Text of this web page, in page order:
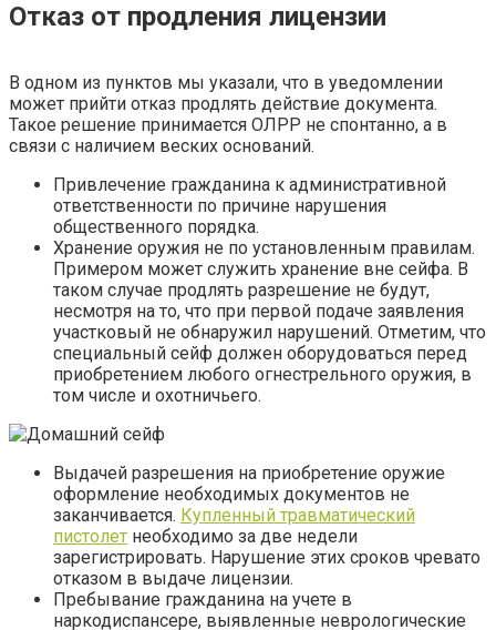
Отказ от продления лицензии
В одном из пунктов мы указали, что в уведомлении
может прийти отказ продлять действие документа.
Такое решение принимается ОЛРР не спонтанно, а в
связи с наличием веских оснований.
Привлечение гражданина к административной
ответственности по причине нарушения
общественного порядка.
Хранение оружия не по установленным правилам.
Примером может служить хранение вне сейфа. В
таком случае продлять разрешение не будут,
несмотря на то, что при первой подаче заявления
участковый не обнаружил нарушений. Отметим, что
специальный сейф должен оборудоваться перед
приобретением любого огнестрельного оружия, в
том числе и охотничьего.
Выдачей разрешения на приобретение оружие
оформление необходимых документов не
заканчивается. Купленный травматический
пистолет необходимо за две недели
зарегистрировать. Нарушение этих сроков чревато
отказом в выдаче лицензии.
Пребывание гражданина на учете в
наркодиспансере, выявленные неврологические